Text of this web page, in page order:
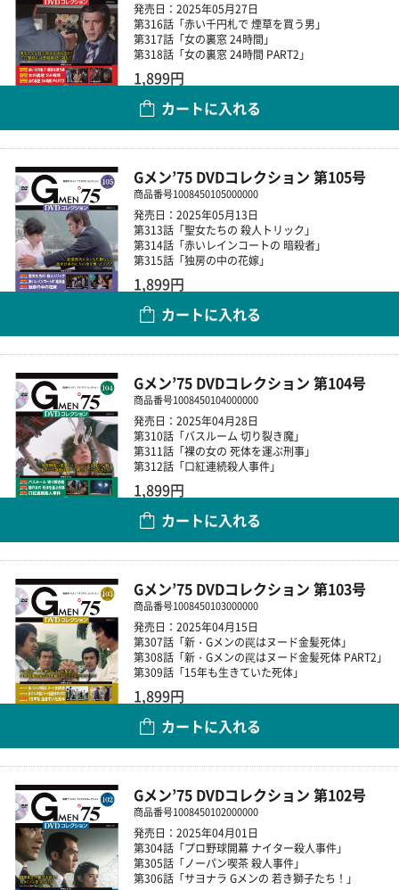
発売日：2025年05月27日
第316話「赤い千円札で 煙草を買う男」
第317話「女の裏窓 24時間」
第318話「女の裏窓 24時間 PART2」
1,899円
カートに入れる
Gメン’75 DVDコレクション 第105号
商品番号1008450105000000
発売日：2025年05月13日
第313話「聖女たちの 殺人トリック」
第314話「赤いレインコートの 暗殺者」
第315話「独房の中の花嫁」
1,899円
カートに入れる
Gメン’75 DVDコレクション 第104号
商品番号1008450104000000
発売日：2025年04月28日
第310話「バスルーム 切り裂き魔」
第311話「裸の女の 死体を運ぶ刑事」
第312話「口紅連続殺人事件」
1,899円
カートに入れる
Gメン’75 DVDコレクション 第103号
商品番号1008450103000000
発売日：2025年04月15日
第307話「新・Gメンの罠はヌード金髪死体」
第308話「新・Gメンの罠はヌード金髪死体 PART2」
第309話「15年も生きていた死体」
1,899円
カートに入れる
Gメン’75 DVDコレクション 第102号
商品番号1008450102000000
発売日：2025年04月01日
第304話「プロ野球開幕 ナイター殺人事件」
第305話「ノーパン喫茶 殺人事件」
第306話「サヨナラ Gメンの 若き獅子たち！」